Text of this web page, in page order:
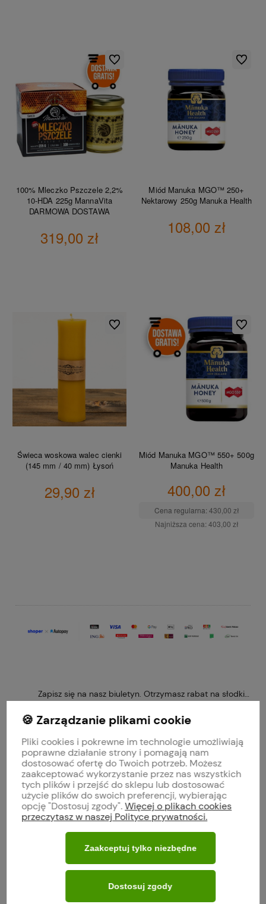
100% Mleczko Pszczele 2,2%
10-HDA 225g MannaVita
DARMOWA DOSTAWA
319,00 zł
Do ulubionych
Miód Manuka MGO™ 250+
Nektarowy 250g Manuka Health
108,00 zł
Do
Świeca woskowa walec cienki
(145 mm / 40 mm) Łysoń
29,90 zł
Do ulubionych
Miód Manuka MGO™ 550+ 500g
Manuka Health
400,00 zł
Cena regularna: 430,00 zł
Najniższa cena: 403,00 zł
Do
Zapisz się na nasz biuletyn. Otrzymasz rabat na słodkie
polityce prywatności
Obserwuj nas na
MOJE KONTO
🍪 Zarządzanie plikami cookie
Pliki cookies i pokrewne im technologie umożliwiają
poprawne działanie strony i pomagają nam
dostosować ofertę do Twoich potrzeb. Możesz
zaakceptować wykorzystanie przez nas wszystkich
tych plików i przejść do sklepu lub dostosować
użycie plików do swoich preferencji, wybierając
opcję "Dostosuj zgody". Więcej o plikach cookies
przeczytasz w naszej Polityce prywatności.
Zaakceptuj tylko niezbędne
Dostosuj zgody